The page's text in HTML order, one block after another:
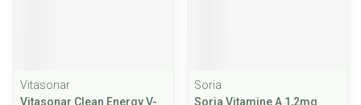
Vitasonar
Vitasonar Clean Energy V-
Soria
Soria Vitamine A 1,2mg